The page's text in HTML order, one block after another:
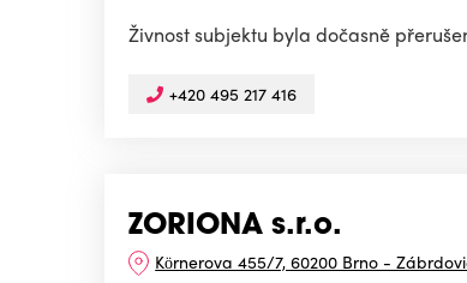
Živnost subjektu byla dočasně
+420 495 217 416
ZORIONA s.r.o.
Körnerova 455/7, 60200 Brno -